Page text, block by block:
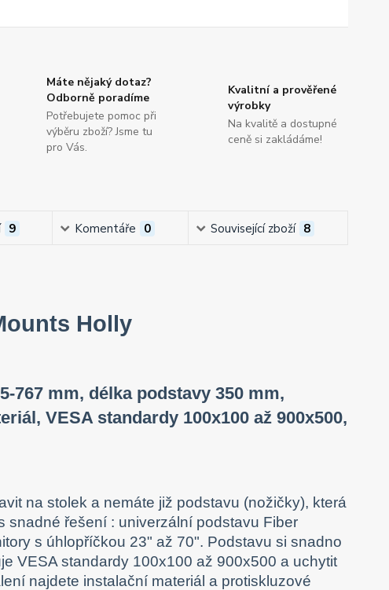
Máte nějaký dotaz?
Odborně poradíme
Potřebujete pomoc při
výběru zboží? Jsme tu
pro Vás.
Kvalitní a prověřené
výrobky
Na kvalitě a dostupné
ceně si zakládáme!
9 Komentáře 0 Související zboží 8
Holly
767 mm, délka podstavy 350 mm,
VESA standardy 100x100 až 900x500,
na stolek a nemáte již podstavu (nožičky), která
snadné řešení : univerzální podstavu Fiber
s úhlopříčkou 23" až 70". Podstavu si snadno
VESA standardy 100x100 až 900x500 a uchytit
najdete instalační materiál a protiskluzové